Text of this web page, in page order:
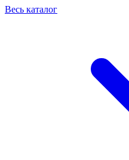
Весь каталог